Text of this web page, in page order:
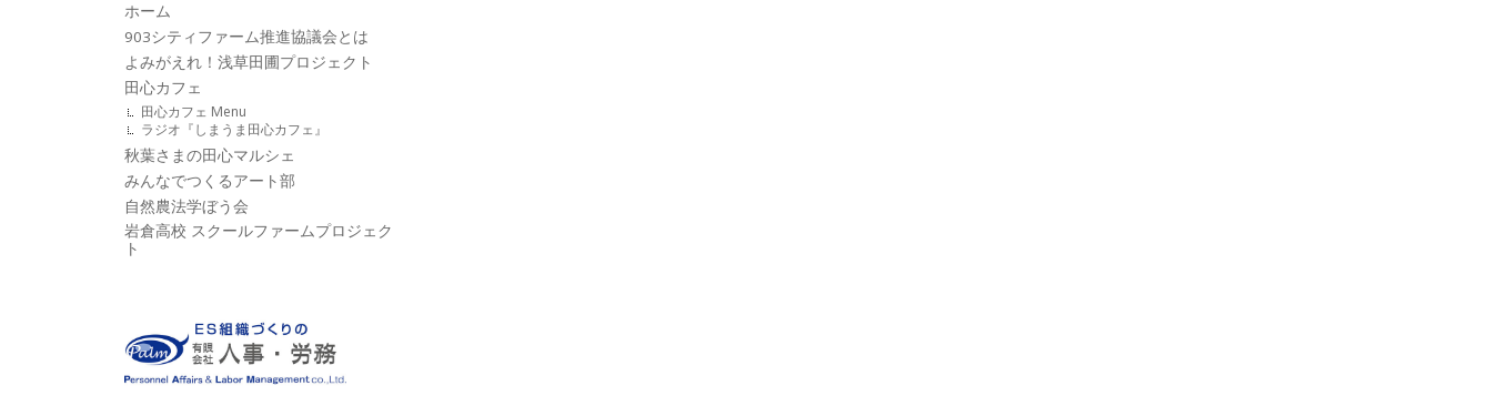
ホーム
903シティファーム推進協議会とは
よみがえれ！浅草田圃プロジェクト
田心カフェ
田心カフェ Menu
ラジオ『しまうま田心カフェ』
秋葉さまの田心マルシェ
みんなでつくるアート部
自然農法学ぼう会
岩倉高校 スクールファームプロジェク
ト